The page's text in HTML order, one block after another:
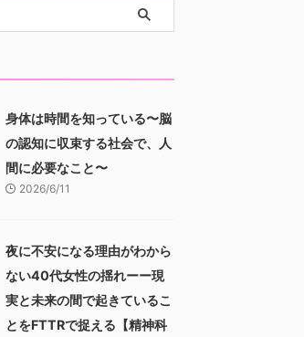
身体は時間を知っている〜脳
の認知に収束する社会で、人
間に必要なこと〜
2026/6/11
夜に不安になる理由がわから
ない40代女性の揺れーー現
実と未来の間で起きているこ
とをFTTRで捉える【精神科